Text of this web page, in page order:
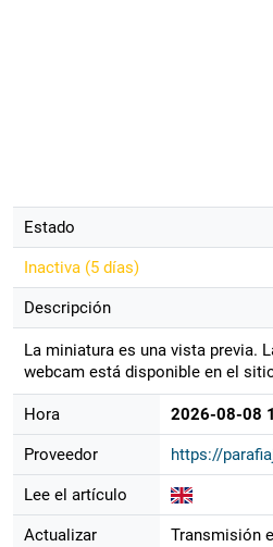
Estado
Inactiva (5 días)
Descripción
La miniatura es una vista previa.
webcam está disponible en el
Hora 2026-08-08
Proveedor https://
Lee el artículo
Actualizar Transmisión